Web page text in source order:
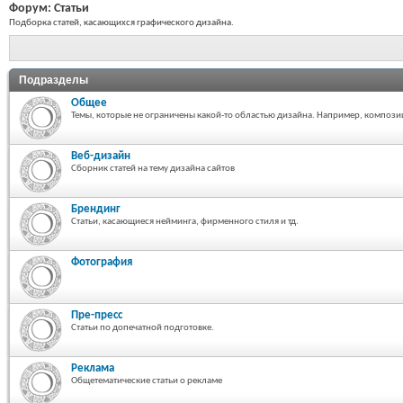
Форум: Статьи
Подборка статей, касающихся графического дизайна.
Подразделы
Общее
Темы, которые не ограничены какой-то областью дизайна. Например,
Веб-дизайн
Сборник статей на тему дизайна сайтов
Брендинг
Статьи, касающиеся нейминга, фирменного стиля и тд.
Фотография
Пре-пресс
Статьи по допечатной подготовке.
Реклама
Общетематические статьи о рекламе